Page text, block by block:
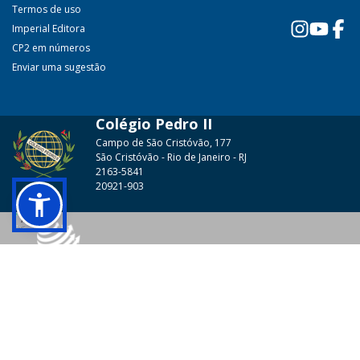
Termos de uso
Imperial Editora
CP2 em números
Enviar uma sugestão
Colégio Pedro II
Campo de São Cristóvão, 177
São Cristóvão - Rio de Janeiro - RJ
2163-5841
20921-903